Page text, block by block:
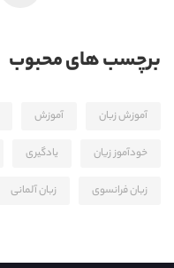
برچسب های محبوب
آموزش زبان آموزش
خودآموز زیان یادگیری
زبان فرانسوی زبان آلمانی